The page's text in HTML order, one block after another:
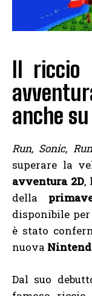
Il
anche
Run, Sonic, Run
superare la
avventura 2D,
della
disponibile per
è stato
nuova
Dal suo